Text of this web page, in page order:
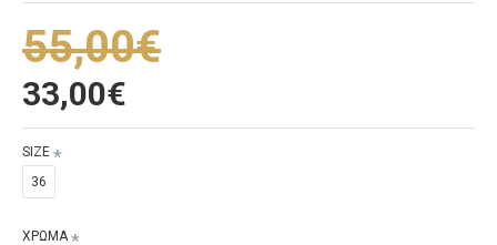
33,00€
55,00€
SIZE
36
ΧΡΩΜΑ